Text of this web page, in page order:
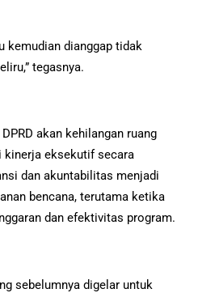
kemudian dianggap tidak
tegasnya.
akan kehilangan ruang
kinerja eksekutif secara
dan akuntabilitas menjadi
bencana, terutama ketika
dan efektivitas program.
sebelumnya digelar untuk